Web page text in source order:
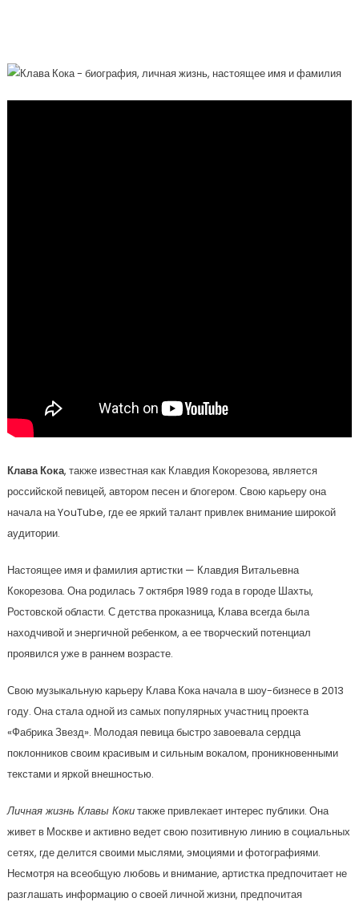
Клава Кока, также известная как Клавдия Кокорезова, является
российской певицей, автором песен и блогером. Свою карьеру она
начала на YouTube, где ее яркий талант привлек внимание широкой
аудитории.
Настоящее имя и фамилия артистки — Клавдия Витальевна
Кокорезова. Она родилась 7 октября 1989 года в городе Шахты,
Ростовской области. С детства проказница, Клава всегда была
находчивой и энергичной ребенком, а ее творческий потенциал
проявился уже в раннем возрасте.
Свою музыкальную карьеру Клава Кока начала в шоу-бизнесе в 2013
году. Она стала одной из самых популярных участниц проекта
«Фабрика Звезд». Молодая певица быстро завоевала сердца
поклонников своим красивым и сильным вокалом, проникновенными
текстами и яркой внешностью.
Личная жизнь Клавы Кокитакже привлекает интерес публики. Она
живет в Москве и активно ведет свою позитивную линию в социальных
сетях, где делится своими мыслями, эмоциями и фотографиями.
Несмотря на всеобщую любовь и внимание, артистка предпочитает не
разглашать информацию о своей личной жизни, предпочитая